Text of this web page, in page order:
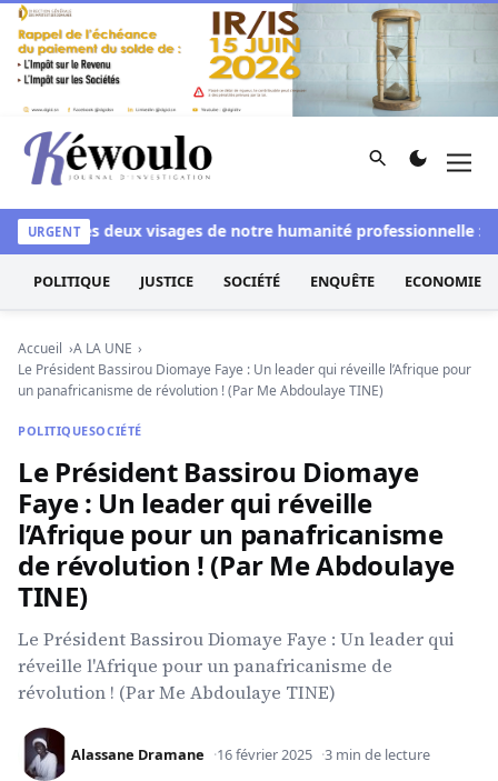
Aller au contenu
Kéwoulo, le premier site d'information et d'investigation
Rechercher
URGENT
Les deux visages de notre humanité professionnelle :
POLITIQUE JUSTICE SOCIÉTÉ ENQUÊTE ECONOMIE
Accueil
A LA UNE
Le Président Bassirou Diomaye Faye : Un leader qui réveille l’Afrique pour
un panafricanisme de révolution ! (Par Me Abdoulaye TINE)
POLITIQUESOCIÉTÉ
Le Président Bassirou Diomaye
Faye : Un leader qui réveille
l’Afrique pour un panafricanisme
de révolution ! (Par Me Abdoulaye
TINE)
Le Président Bassirou Diomaye Faye : Un leader qui
réveille l'Afrique pour un panafricanisme de
révolution ! (Par Me Abdoulaye TINE)
Alassane Dramane 16 février 2025 3 min de lecture